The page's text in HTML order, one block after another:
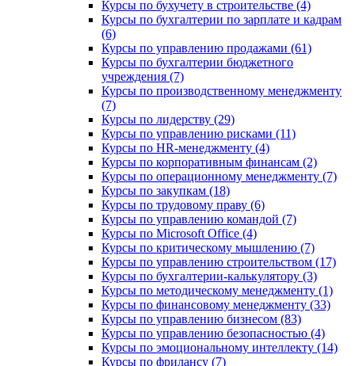
Курсы по бухучету в строительстве (4)
Курсы по бухгалтерии по зарплате и кадрам
(6)
Курсы по управлению продажами (61)
Курсы по бухгалтерии бюджетного
учреждения (7)
Курсы по производственному менеджменту
(7)
Курсы по лидерству (29)
Курсы по управлению рисками (11)
Курсы по HR-менеджменту (4)
Курсы по корпоративным финансам (2)
Курсы по операционному менеджменту (7)
Курсы по закупкам (18)
Курсы по трудовому праву (6)
Курсы по управлению командой (7)
Курсы по Microsoft Office (4)
Курсы по критическому мышлению (7)
Курсы по управлению строительством (17)
Курсы по бухгалтерии-калькулятору (3)
Курсы по методическому менеджменту (1)
Курсы по финансовому менеджменту (33)
Курсы по управлению бизнесом (83)
Курсы по управлению безопасностью (4)
Курсы по эмоциональному интеллекту (14)
Курсы по фрилансу (7)